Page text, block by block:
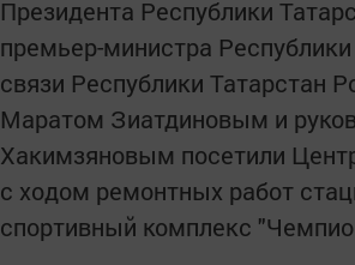
Президента Республики
премьер-министра
связи Республики Татарстан
Маратом Зиатдиновым и
Хакимзяновым посетили
с ходом ремонтных работ
спортивный комплекс